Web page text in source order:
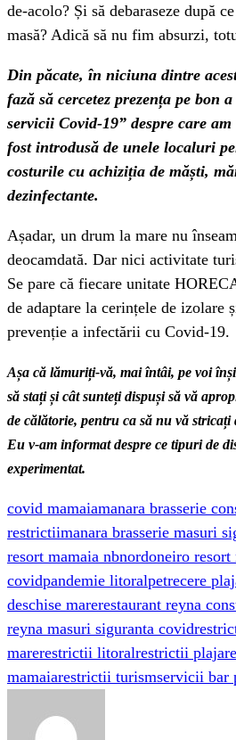
de-acolo? Și să debaraseze după
masă? Adică să nu fim absurzi,
Din păcate, în niciuna dintre
fază să cercetez prezența pe bon
servicii Covid-19” despre care
fost introdusă de unele localuri
costurile cu achiziția de măști,
dezinfectante.
Așadar, un drum la mare nu
deocamdată. Dar nici activitate
Se pare că fiecare unitate
de adaptare la cerințele de izolare
prevenție a infectării cu Covid-19.
Așa că lămuriți-vă, mai întâi, pe voi
să stați și cât sunteți dispuși să vă
de călătorie, pentru ca să nu vă stricați
Eu v-am informat despre ce tipuri de
experimentat.
covid mamaiamanara brasserie
restrictiimanara brasserie masuri
resort mamaia nbnordoneiro resort
covidpandemie litoralpetrecere
deschise marerestaurant reyna
reyna masuri siguranta covid
marerestrictii litoralrestrictii plaja
mamaiarestrictii turismservicii bar